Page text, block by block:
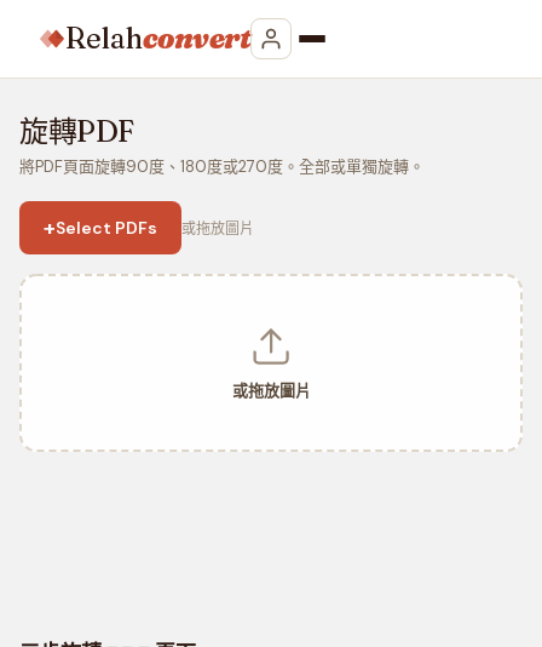
Relahconvert
旋轉PDF
將PDF頁面旋轉90度、180度或270度。全部或單獨旋轉。
+Select PDFs 或拖放圖片
或拖放圖片